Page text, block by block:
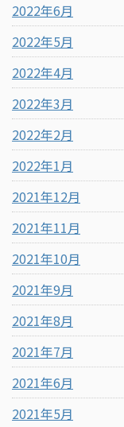
2022年6月
2022年5月
2022年4月
2022年3月
2022年2月
2022年1月
2021年12月
2021年11月
2021年10月
2021年9月
2021年8月
2021年7月
2021年6月
2021年5月